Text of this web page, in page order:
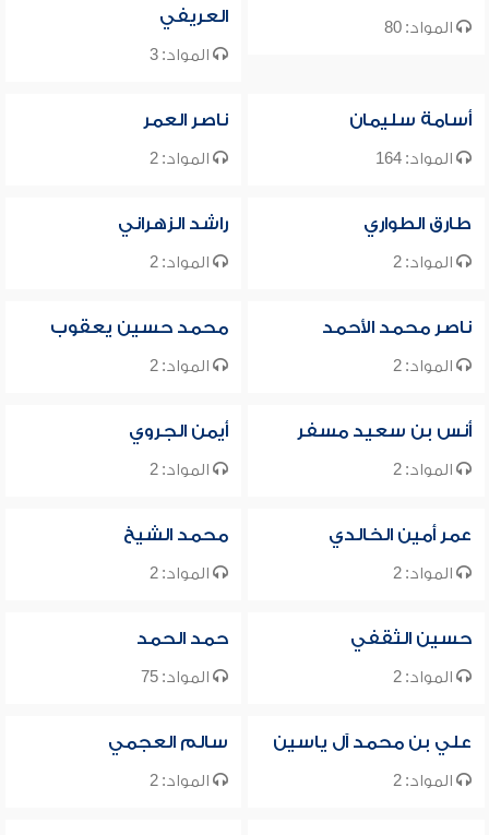
المواد: 80
العريفي
المواد: 3
أسامة سليمان
المواد: 164
ناصر العمر
المواد: 2
طارق الطواري
المواد: 2
راشد الزهراني
المواد: 2
ناصر محمد الأحمد
المواد: 2
محمد حسين يعقوب
المواد: 2
أنس بن سعيد مسفر
المواد: 2
أيمن الجروي
المواد: 2
عمر أمين الخالدي
المواد: 2
محمد الشيخ
المواد: 2
حسين الثقفي
المواد: 2
حمد الحمد
المواد: 75
علي بن محمد آل ياسين
المواد: 2
سالم العجمي
المواد: 2